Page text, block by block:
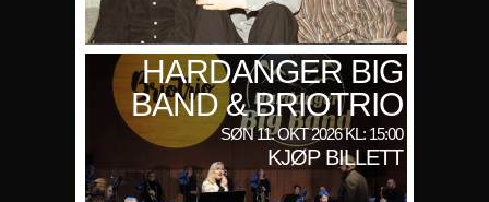
HARDANGER BIG
BAND & BRIOTRIO
SØN 11. OKT 2026 KL: 15:00
KJØP BILLETT